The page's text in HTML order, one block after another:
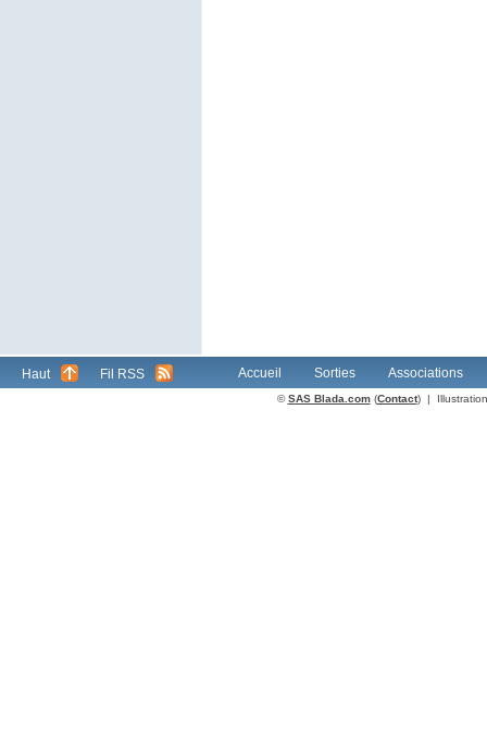
Haut Fil RSS Accueil Sorties Associations
©SAS Blada.com(Contact) |